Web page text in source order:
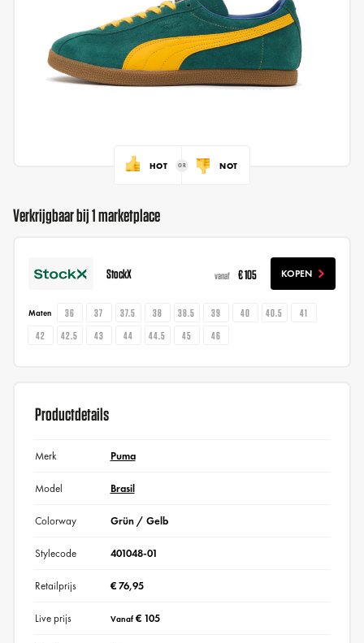
HOT NOT
Verkrijgbaar bij 1 marketplace
StockX vanaf € 105 KOPEN
Maten 36 37 37.5 38 38.5 39 40 40.5
41
42
42.5 43 44 44.5 45 46
Productdetails
Merk Puma
Model Brasil
Colorway Grün / Gelb
Stylecode 401048-01
Retailprijs € 76,95
Live prijs Vanaf€ 105